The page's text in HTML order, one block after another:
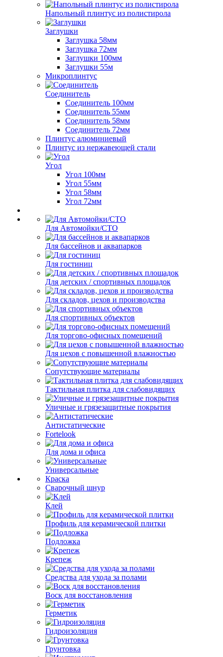
Напольный плинтус из полистирола
Заглушки
Заглушка 58мм
Заглушка 72мм
Заглушки 100мм
Заглушки 55м
Микроплинтус
Соединитель
Соединитель 100мм
Соединитель 55мм
Соединитель 58мм
Соединитель 72мм
Плинтус алюминиевый
Плинтус из нержавеющей стали
Угол
Угол 100мм
Угол 55мм
Угол 58мм
Угол 72мм
Для Автомойки/СТО
Для бассейнов и аквапарков
Для гостиниц
Для детских / спортивных площадок
Для складов, цехов и производства
Для спортивных объектов
Для торгово-офисных помещений
Для цехов с повышенной влажностью
Сопутствующие материалы
Тактильная плитка для слабовидящих
Уличные и грязезащитные покрытия
Антистатические
Fortelook
Для дома и офиса
Универсальные
Краска
Сварочный шнур
Клей
Профиль для керамической плитки
Подложка
Крепеж
Средства для ухода за полами
Воск для восстановления
Герметик
Гидроизоляция
Грунтовка